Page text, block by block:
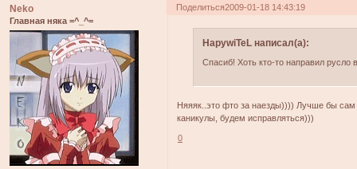
Поделиться2009-01-18 14:43:19
Neko
Главная няка =^_^=
HapywiTeL написал(а):
Спасиб! Хоть кто-то направил
Няяяк..это фто за наезды)))) Лучше бы
каникулы, будем исправляться)))
0